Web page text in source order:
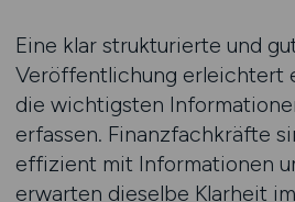
Eine klar strukturierte und
Veröffentlichung erleichtert
die wichtigsten
erfassen. Finanzfachkräfte
effizient mit Informationen
erwarten dieselbe Klarheit